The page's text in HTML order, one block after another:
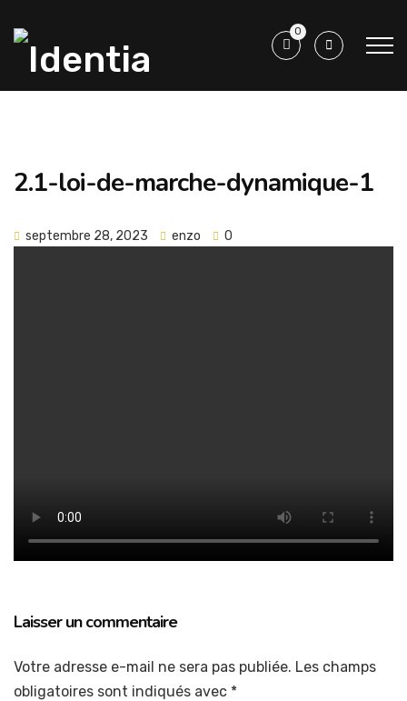
0
2.1-loi-de-marche-dynamique-1
septembre 28, 2023 enzo 0
Laisser un commentaire
Votre adresse e-mail ne sera pas publiée. Les champs
obligatoires sont indiqués avec *